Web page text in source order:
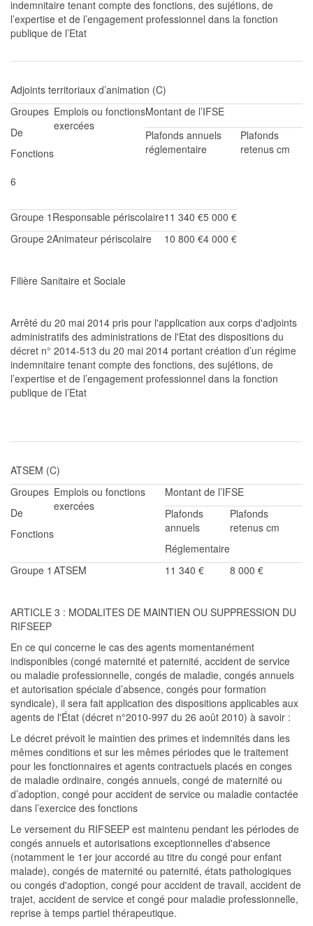
indemnitaire tenant compte des fonctions, des sujétions, de
l’expertise et de l’engagement professionnel dans la fonction
publique de l’Etat
Adjoints territoriaux d’animation (C)
Groupes
De
Fonctions
Emplois ou fonctions
exercées
Montant de l’IFSE
Plafonds annuels
réglementaire
Plafonds
retenus cm
6
Groupe 1 Responsable périscolaire11 340 €5 000 €
Groupe 2Animateur périscolaire 10 800 €4 000 €
Filière Sanitaire et Sociale
Arrêté du 20 mai 2014 pris pour l'application aux corps d'adjoints
administratifs des administrations de l'Etat des dispositions du
décret n° 2014-513 du 20 mai 2014 portant création d’un régime
indemnitaire tenant compte des fonctions, des sujétions, de
l’expertise et de l’engagement professionnel dans la fonction
publique de l’Etat
ATSEM (C)
Groupes
De
Fonctions
Emplois ou fonctions
exercées
Montant de l’IFSE
Plafonds
annuels
Réglementaire
Plafonds
retenus cm
Groupe 1 ATSEM 11 340 € 8 000 €
ARTICLE 3 : MODALITES DE MAINTIEN OU SUPPRESSION DU
RIFSEEP
En ce qui concerne le cas des agents momentanément
indisponibles (congé maternité et paternité, accident de service
ou maladie professionnelle, congés de maladie, congés annuels
et autorisation spéciale d’absence, congés pour formation
syndicale), il sera fait application des dispositions applicables aux
agents de l'État (décret n°2010-997 du 26 août 2010) à savoir :
Le décret prévoit le maintien des primes et indemnités dans les
mêmes conditions et sur les mêmes périodes que le traitement
pour les fonctionnaires et agents contractuels placés en conges
de maladie ordinaire, congés annuels, congé de maternité ou
d’adoption, congé pour accident de service ou maladie contactée
dans l’exercice des fonctions
Le versement du RIFSEEP est maintenu pendant les périodes de
congés annuels et autorisations exceptionnelles d'absence
(notamment le 1er jour accordé au titre du congé pour enfant
malade), congés de maternité ou paternité, états pathologiques
ou congés d'adoption, congé pour accident de travail, accident de
trajet, accident de service et congé pour maladie professionnelle,
reprise à temps partiel thérapeutique.